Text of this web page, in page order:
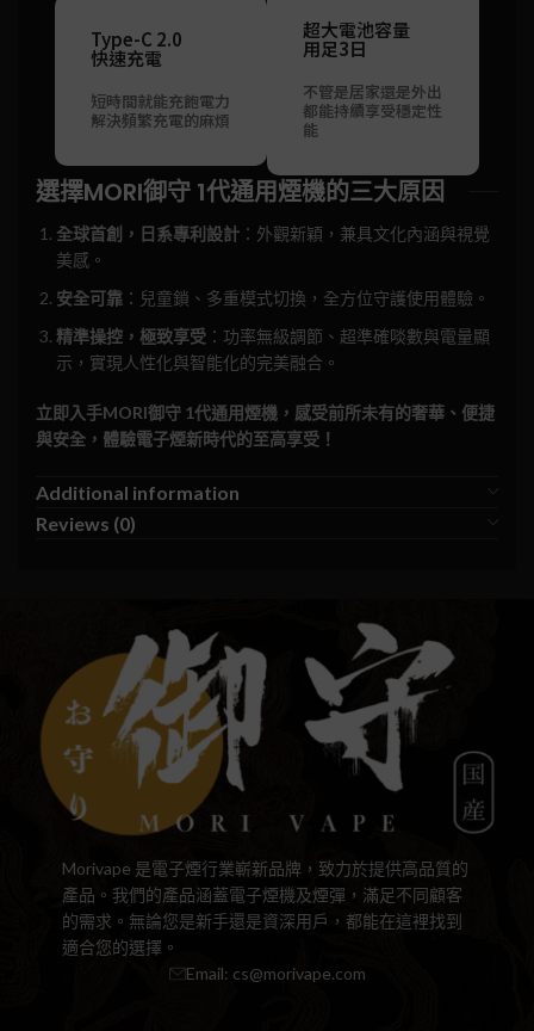
Type-C 2.0
快速充電
短時間就能充飽電力
解決頻繁充電的麻煩
超大電池容量
用足3日
不管是居家還是外出
都能持續享受穩定性
能
選擇MORI御守 1代通用煙機的三大原因
全球首創，日系專利設計 ：外觀新穎，兼具文化內涵與視覺
美感。
安全可靠 ：兒童鎖、多重模式切換，全方位守護使用體驗。
精準操控，極致享受 ：功率無級調節、超準確啖數與電量顯
示，實現人性化與智能化的完美融合。
立即入手MORI御守 1代通用煙機，感受前所未有的奢華、便捷
與安全，體驗電子煙新時代的至高享受！
Additional information
Reviews (0)
Morivape 是電子煙行業嶄新品牌，致力於提供高品質的
產品。我們的產品涵蓋電子煙機及煙彈，滿足不同顧客
的需求。無論您是新手還是資深用戶，都能在這裡找到
適合您的選擇。
Email: cs@morivape.com